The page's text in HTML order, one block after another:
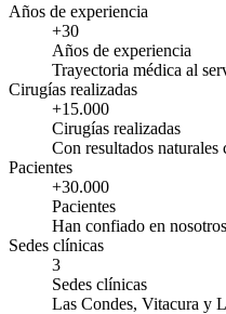
Años de experiencia
+30
Años de experiencia
Trayectoria médica al
Cirugías realizadas
+15.000
Cirugías realizadas
Con resultados naturales
Pacientes
+30.000
Pacientes
Han confiado en nosotros
Sedes clínicas
3
Sedes clínicas
Las Condes, Vitacura y